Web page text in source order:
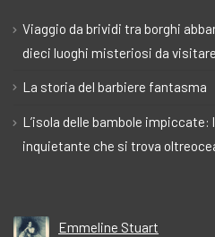
Viaggio da brividi tra borghi
dieci luoghi misteriosi da visitare
La storia del barbiere fantasma
L’isola delle bambole
inquietante che si trova
Emmeline Stuart